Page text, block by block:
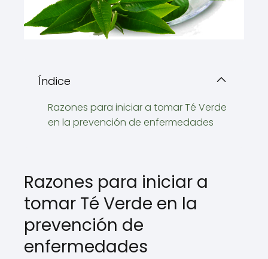
Índice
Razones para iniciar a tomar Té Verde
en la prevención de enfermedades
Razones para iniciar a
tomar Té Verde en la
prevención de
enfermedades